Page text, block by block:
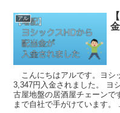
アル
こんにちはアルです。ヨシ
3,347円入金されました。
古屋地盤の居酒屋チェーンで
まで自社で手がけています。